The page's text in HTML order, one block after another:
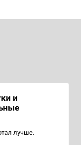
и
лучше.